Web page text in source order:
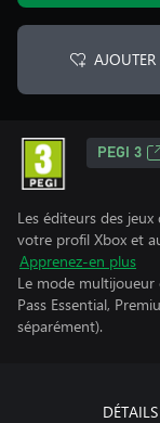
PEGI 3
Les éditeurs des
votre profil Xbox et
Apprenez-en plus
Le mode multijoueur
Pass Essential,
séparément).
DÉTAILS